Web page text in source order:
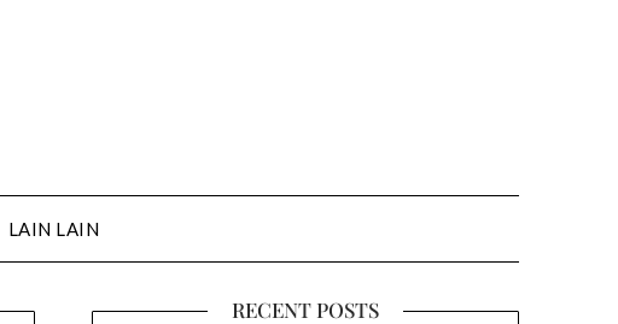
LAIN LAIN
RECENT POSTS